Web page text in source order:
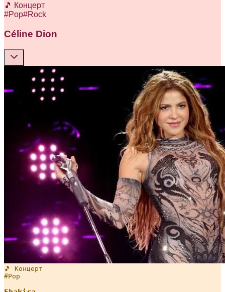
🎵 Концерт
#Pop#Rock
Céline Dion
🎵 Концерт
#Pop